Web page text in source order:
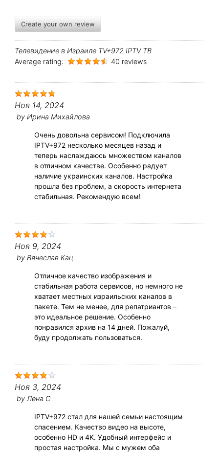
Create your own review
Телевидение в Израиле TV+972 IPTV ТВ
Average rating:
40 reviews
Ноя 14, 2024
by Ирина Михайлова
Очень довольна сервисом! Подключила
IPTV+972 несколько месяцев назад и
теперь наслаждаюсь множеством каналов
в отличном качестве. Особенно радует
наличие украинских каналов. Настройка
прошла без проблем, а скорость интернета
стабильная. Рекомендую всем!
Ноя 9, 2024
by Вячеслав Кац
Отличное качество изображения и
стабильная работа сервисов, но немного не
хватает местных израильских каналов в
пакете. Тем не менее, для репатриантов –
это идеальное решение. Особенно
понравился архив на 14 дней. Пожалуй,
буду продолжать пользоваться.
Ноя 3, 2024
by Лена С
IPTV+972 стал для нашей семьи настоящим
спасением. Качество видео на высоте,
особенно HD и 4K. Удобный интерфейс и
простая настройка. Мы с мужем оба